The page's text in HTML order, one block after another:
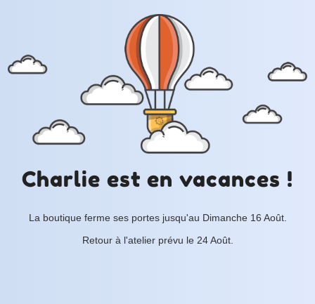
Charlie est en vacances !
La boutique ferme ses portes jusqu'au Dimanche 16 Août.
Retour à l'atelier prévu le 24 Août.